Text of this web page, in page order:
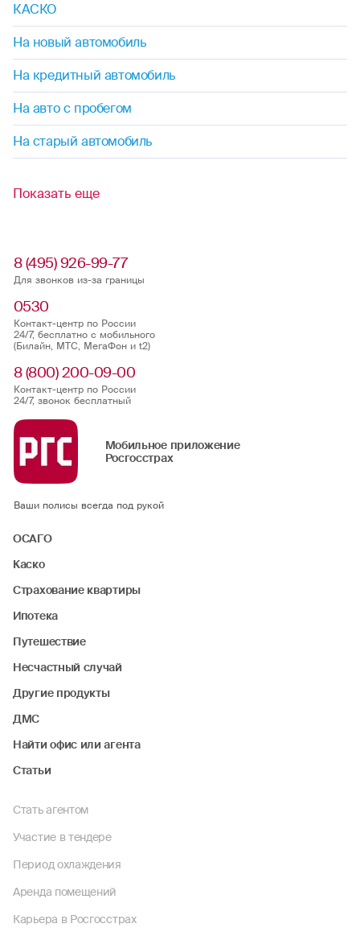
КАСКО
На новый автомобиль
На кредитный автомобиль
На авто с пробегом
На старый автомобиль
Показать еще
8 (495) 926-99-77
Для звонков из-за границы
0530
Контакт-центр по России
24/7, бесплатно с мобильного
(Билайн, МТС, МегаФон и t2)
8 (800) 200-09-00
Контакт-центр по России
24/7, звонок бесплатный
Мобильное приложение
Росгосстрах
Ваши полисы всегда под рукой
ОСАГО
Каско
Страхование квартиры
Ипотека
Путешествие
Несчастный случай
Другие продукты
ДМС
Найти офис или агента
Статьи
Стать агентом
Участие в тендере
Период охлаждения
Аренда помещений
Карьера в Росгосстрах